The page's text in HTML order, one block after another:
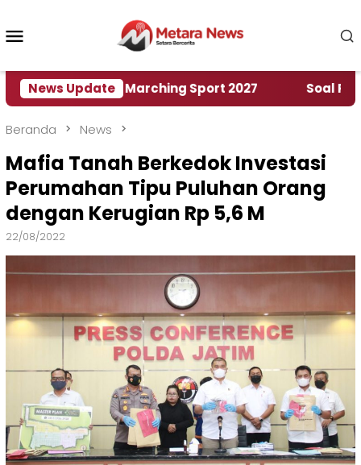
konten
News Update
World Marching Sport 2027 ‎Soal Rencana
Beranda News
Mafia Tanah Berkedok Investasi
Perumahan Tipu Puluhan Orang
dengan Kerugian Rp 5,6 M
22/08/2022